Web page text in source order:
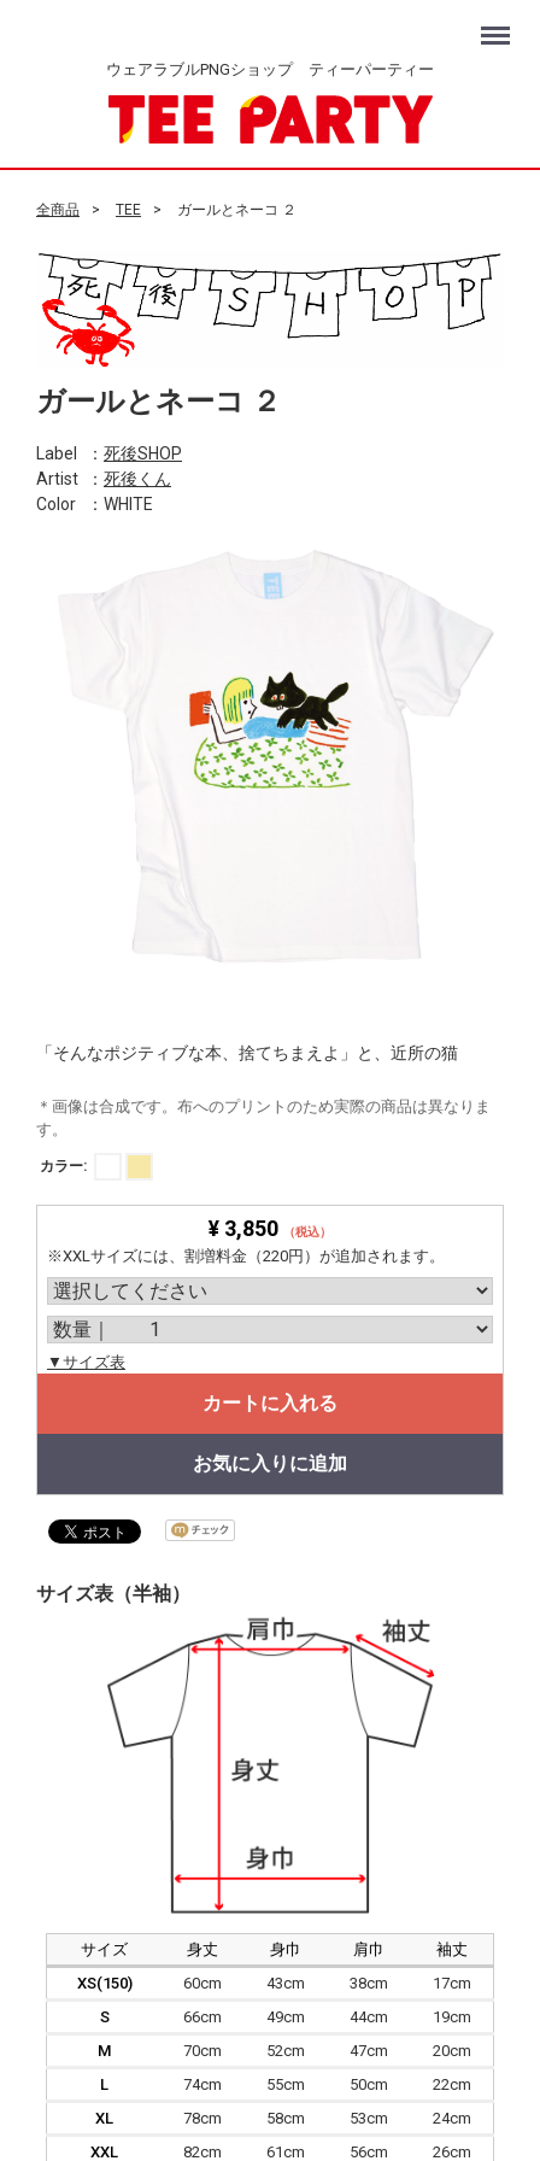
ウェアラブルPNGショップ ティーパーティー
Menu
全商品 TEE ガールとネーコ ２
ガールとネーコ ２
Label ： 死後SHOP
Artist
： 死後くん
Color
：WHITE
「そんなポジティブな本、捨てちまえよ」と、近所の猫
＊画像は合成です。布へのプリントのため実際の商品は異なりま
す。
カラー:
¥ 3,850 （税込）
※XXLサイズには、割増料金（220円）が追加されます。
▼サイズ表
カートに入れる
お気に入りに追加
サイズ表（半袖）
サイズ 身丈 身巾 肩巾
袖丈
XS(150)
60cm 43cm 38cm
17cm
S
66cm 49cm 44cm
19cm
M
70cm 52cm 47cm
20cm
L
74cm 55cm 50cm
22cm
XL
78cm 58cm 53cm
24cm
XXL
82cm 61cm 56cm 26cm